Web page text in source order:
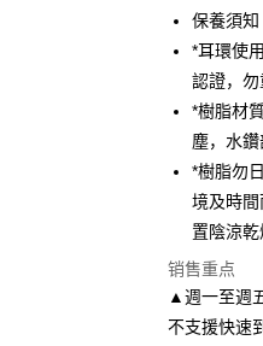
元大商业
台新国际
台湾乐天
联邦商业
元大商业
玉山商业
台湾乐天
悠遊付
Google Pay
AFTEE先享
一、關於
1. 於付款方
窗。
3. 訂單確認
4. 下訂完成
AFTEE APP
5. 收到商品
APP於四大
ATM付款
付款後全家
每笔NT$80
保養須知
*耳環使
認證，勿
*樹脂材
塵，水
*樹脂勿
境及時
置陰涼乾
销售重点
▲週一至週
不支援快速